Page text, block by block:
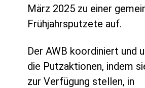
März 2025 zu einer
Frühjahrsputzete auf.
Der AWB koordiniert und
die Putzaktionen, indem
zur Verfügung stellen, in